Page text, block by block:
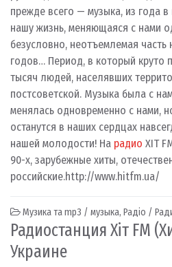
прежде всего — музыка, из года
нашу жизнь, меняющаяся с нами
безусловно, неотъемлемая
годов… Период, в который круто
тысяч людей, населявших
постсоветской. Музыка была с
менялась одновременно с нами,
останутся в наших сердцах
нашей молодости! На радио ХIТ
90-х, зарубежные хиты,
российские.http://www.hitfm.ua/
Музика та mp3 / музыка, Радіо /
Радиостанция Хіт FM
Украине